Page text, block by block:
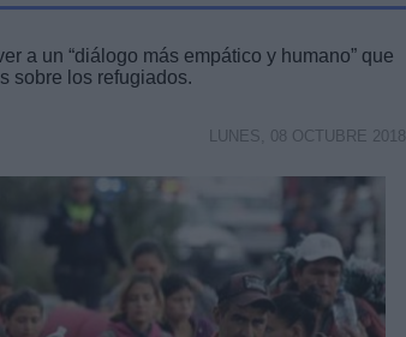
a un “diálogo más empático y humano” que
sobre los refugiados.
LUNES, 08 OCTUBRE 2018